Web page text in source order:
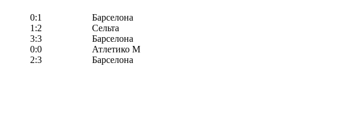
0:1
Барселона
1:2
Сельта
3:3
Барселона
0:0
Атлетико М
2:3
Барселона